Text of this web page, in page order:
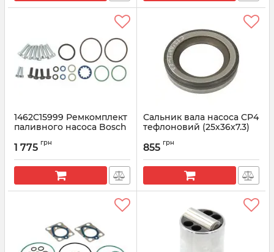
1462C15999 Ремкомплект
паливного насоса Bosch
Артикул:
1 775 грн
Сальник вала насоса CP4
тефлоновий (25х36х7.3)
Артикул:
855 грн